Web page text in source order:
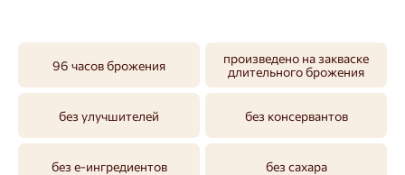
96 часов брожения
произведено на закваске
длительного брожения
без улучшителей без консервантов
без е-ингредиентов без сахара